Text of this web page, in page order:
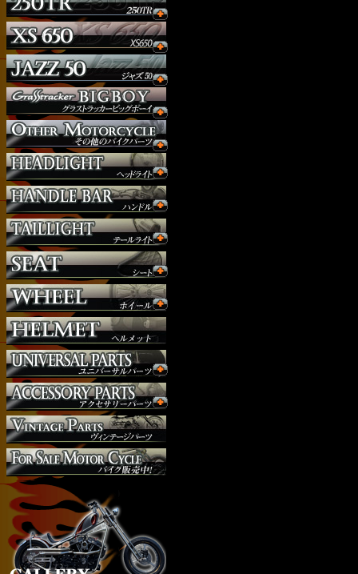
ウインカー
オーダー
ガソリンタンク
サイドナンバー
サスペンション
シート
ジョッキーシフト
ハンドルバー
ハンドル周り
ヘッドライト
マフラー
外装パーツ